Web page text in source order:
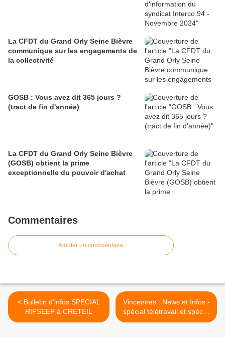
La CFDT du Grand Orly Seine Bièvre
communique sur les engagements de
la collectivité
GOSB : Vous avez dit 365 jours ?
(tract de fin d'année)
La CFDT du Grand Orly Seine Bièvre
(GOSB) obtient la prime
exceptionnelle du pouvoir d'achat
Commentaires
Ajouter un commentaire
< Bulletin d'infos SPECIAL
RIFSEEP à CRETEIL
Vincennes : News et Infos -
spécial télétravail et spécial
crèches >